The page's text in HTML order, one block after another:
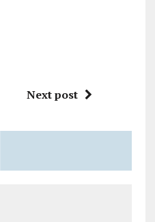
Next post